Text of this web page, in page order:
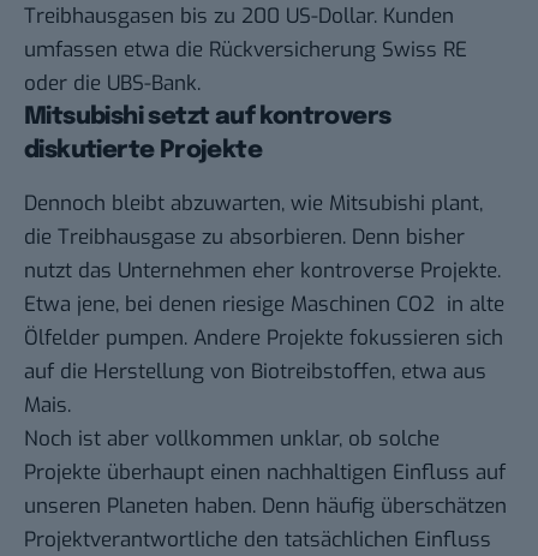
Treibhausgasen bis zu 200 US-Dollar. Kunden
umfassen etwa die Rückversicherung Swiss RE
oder die UBS-Bank.
Mitsubishi setzt auf kontrovers
diskutierte Projekte
Dennoch bleibt abzuwarten, wie Mitsubishi plant,
die Treibhausgase zu absorbieren. Denn bisher
nutzt das Unternehmen eher kontroverse Projekte.
Etwa jene, bei denen riesige Maschinen CO2 in alte
Ölfelder pumpen. Andere Projekte fokussieren sich
auf die Herstellung von Biotreibstoffen, etwa aus
Mais.
Noch ist aber vollkommen unklar, ob solche
Projekte überhaupt einen nachhaltigen Einfluss auf
unseren Planeten haben. Denn häufig überschätzen
Projektverantwortliche den tatsächlichen Einfluss